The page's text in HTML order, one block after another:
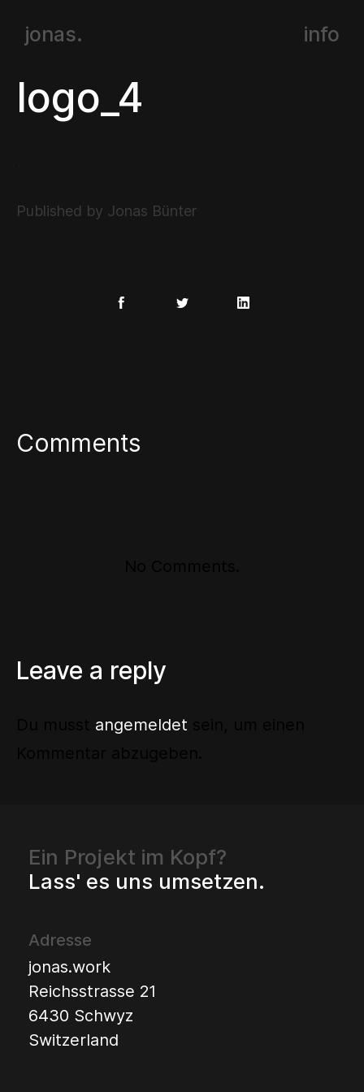
jonas. info
logo_4
Published by Jonas Bünter
Comments
Leave a reply
angemeldet
Ein Projekt im Kopf?
Lass' es uns umsetzen.
Adresse
jonas.work
Reichsstrasse 21
6430 Schwyz
Switzerland